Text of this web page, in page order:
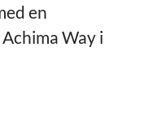
en
Way i